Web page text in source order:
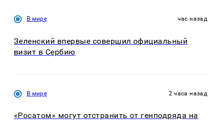
В мире час назад
Зеленский впервые совершил официальный
визит в Сербию
В мире 2 часа назад
«Росатом» могут отстранить от генподряда на